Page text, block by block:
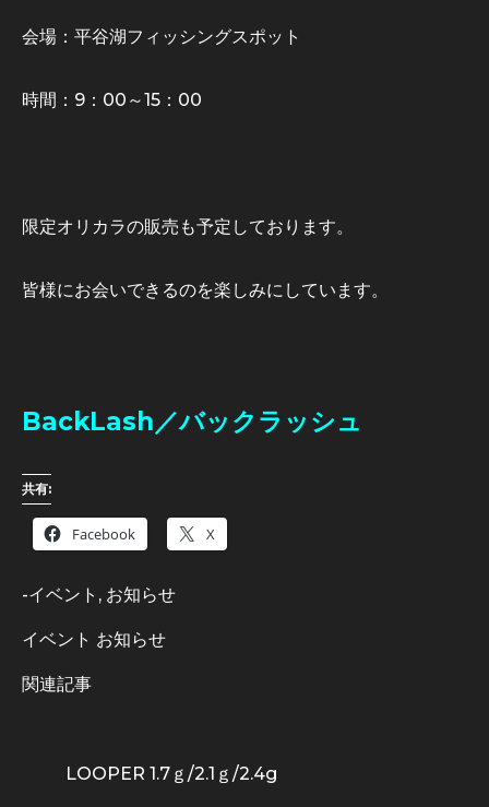
会場：平谷湖フィッシングスポット
時間：9：00～15：00
限定オリカラの販売も予定しております。
皆様にお会いできるのを楽しみにしています。
BackLash／バックラッシュ
共有:
Facebook X
-イベント , お知らせ
イベント お知らせ
関連記事
LOOPER 1.7ｇ/2.1ｇ/2.4g